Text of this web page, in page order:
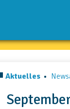
Aktuelles